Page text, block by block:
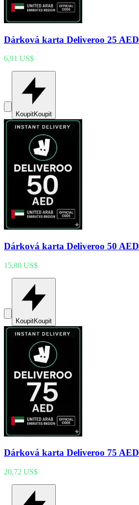
Dárková karta Deliveroo 25 AED
6,91 US$
KoupitKoupit
Dárková karta Deliveroo 50 AED
15,80 US$
KoupitKoupit
Dárková karta Deliveroo 75 AED
20,72 US$